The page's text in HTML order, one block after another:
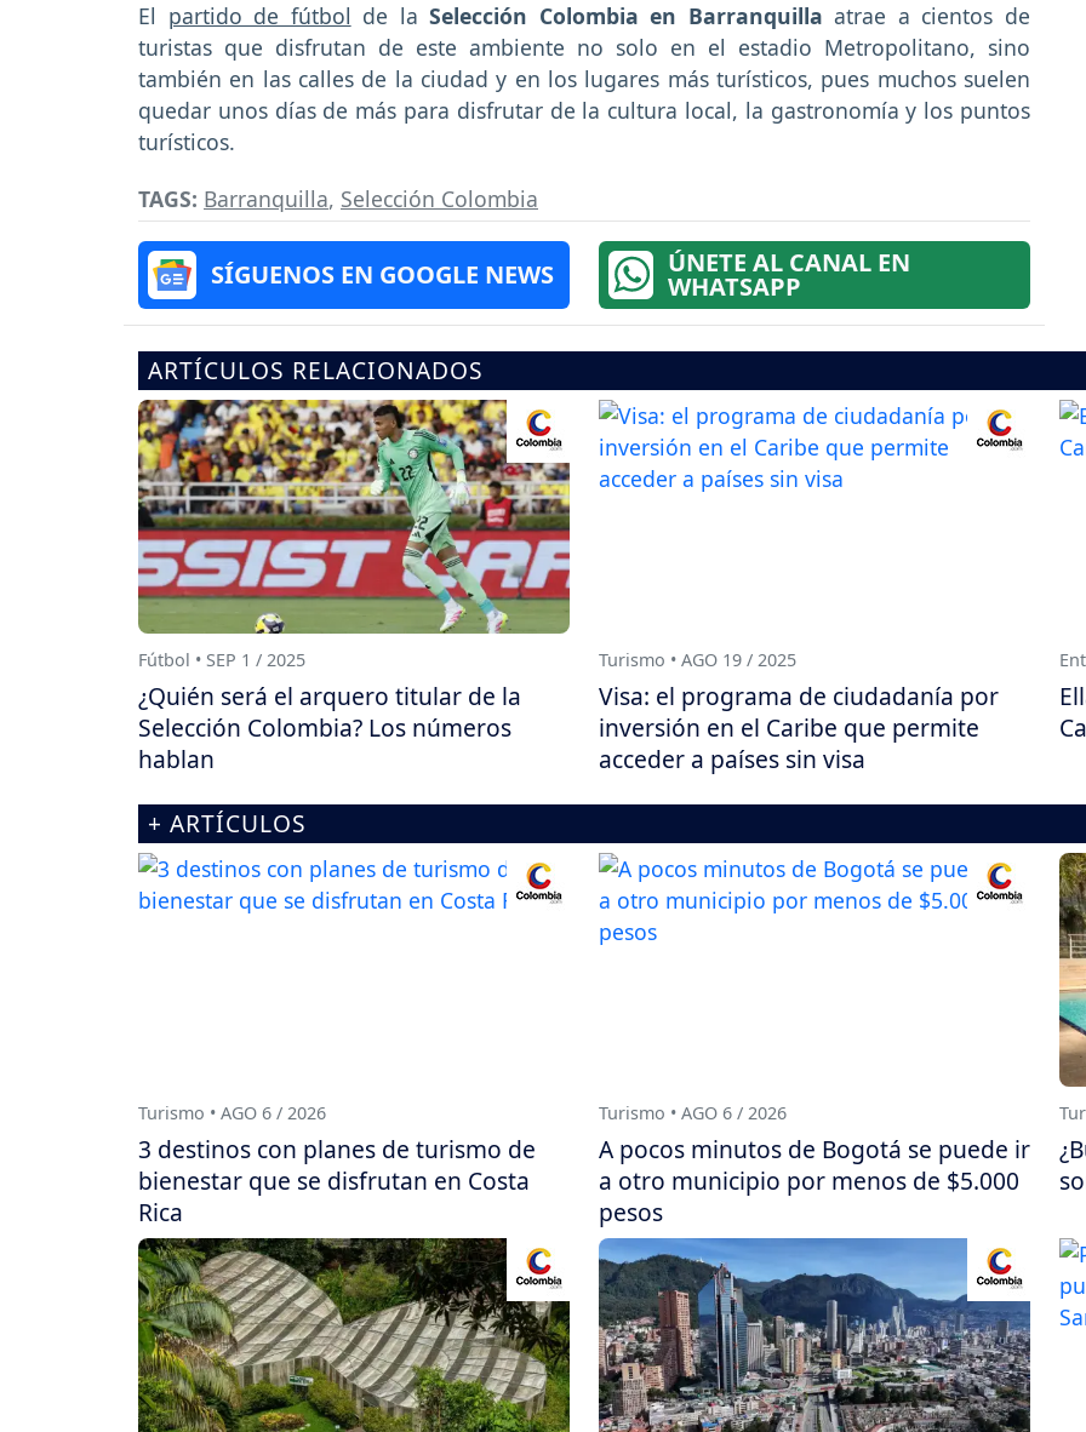
El partido de fútbol de laSelección Colombia en Barranquilla atrae a cientos de
turistas que disfrutan de este ambiente no solo en el estadio Metropolitano, sino
también en las calles de la ciudad y en los lugares más turísticos, pues muchos suelen
quedar unos días de más para disfrutar de la cultura local, la gastronomía y los puntos
turísticos.
TAGS: Barranquilla, Selección Colombia
SÍGUENOS EN GOOGLE NEWS ÚNETE AL CANAL EN
WHATSAPP
ARTÍCULOS RELACIONADOS
Fútbol • SEP 1 / 2025
¿Quién será el arquero titular de la
Selección Colombia? Los números
hablan
Turismo • AGO 19 / 2025
Visa: el programa de ciudadanía por
inversión en el Caribe que permite
acceder a países sin visa
+ ARTÍCULOS
Turismo • AGO 6 / 2026
3 destinos con planes de turismo de
bienestar que se disfrutan en Costa
Rica
Turismo • AGO 6 / 2026
A pocos minutos de Bogotá se puede ir
a otro municipio por menos de $5.000
pesos